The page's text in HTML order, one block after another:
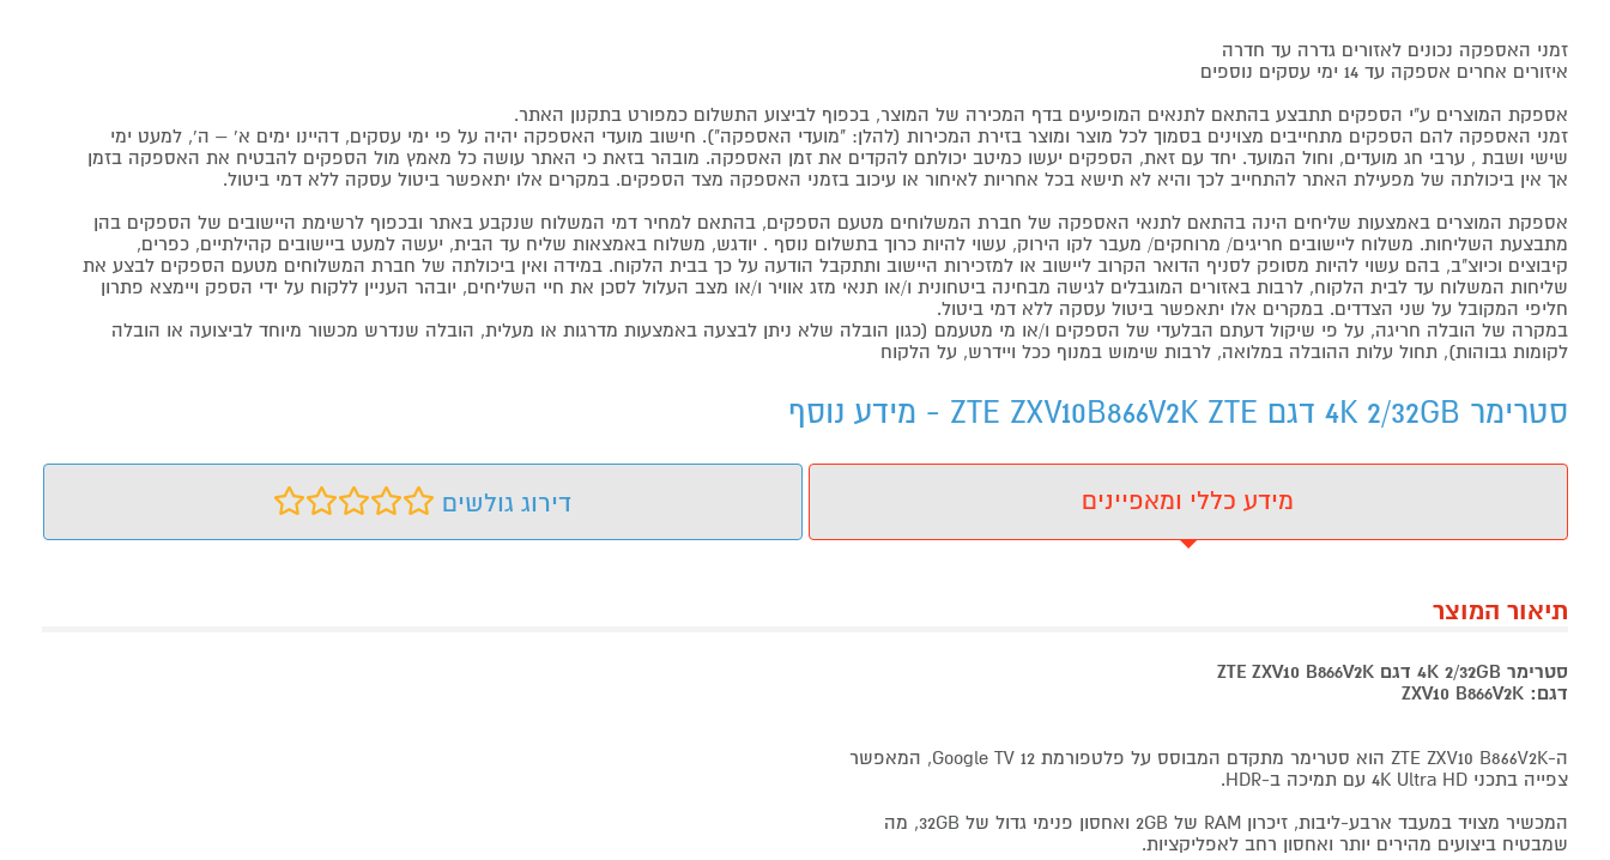
זמני האספקה נכונים לאזורים גדרה עד חדרה
איזורים אחרים אספקה עד 14 ימי עסקים נוספים
אספקת המוצרים ע"י הספקים תתבצע בהתאם לתנאים המופיעים בדף המכירה של המוצר, בכפוף לביצוע התשלום כמפורט בתקנון האתר.
זמני האספקה להם הספקים מתחייבים מצוינים בסמוך לכל מוצר ומוצר בזירת המכירות (להלן: "מועדי האספקה"). חישוב מועדי האספקה יהיה על פי ימי עסקים, דהיינו ימים א' – ה', למעט ימי
שישי ושבת , ערבי חג מועדים, וחול המועד. יחד עם זאת, הספקים יעשו כמיטב יכולתם להקדים את זמן האספקה. מובהר בזאת כי האתר עושה כל מאמץ מול הספקים להבטיח את האספקה בזמן
אך אין ביכולתה של מפעילת האתר להתחייב לכך והיא לא תישא בכל אחריות לאיחור או עיכוב בזמני האספקה מצד הספקים. במקרים אלו יתאפשר ביטול עסקה ללא דמי ביטול.
אספקת המוצרים באמצעות שליחים הינה בהתאם לתנאי האספקה של חברת המשלוחים מטעם הספקים, בהתאם למחיר דמי המשלוח שנקבע באתר ובכפוף לרשימת היישובים של הספקים בהן
מתבצעת השליחות. משלוח ליישובים חריגים/ מרוחקים/ מעבר לקו הירוק, עשוי להיות כרוך בתשלום נוסף . יודגש, משלוח באמצאות שליח עד הבית, יעשה למעט ביישובים קהילתיים, כפרים,
קיבוצים וכיוצ"ב, בהם עשוי להיות מסופק לסניף הדואר הקרוב ליישוב או למזכירות היישוב ותתקבל הודעה על כך בבית הלקוח. במידה ואין ביכולתה של חברת המשלוחים מטעם הספקים לבצע את
שליחות המשלוח עד לבית הלקוח, לרבות באזורים המוגבלים לגישה מבחינה ביטחונית ו/או תנאי מזג אוויר ו/או מצב העלול לסכן את חיי השליחים, יובהר העניין ללקוח על ידי הספק ויימצא פתרון
חליפי המקובל על שני הצדדים. במקרים אלו יתאפשר ביטול עסקה ללא דמי ביטול.
במקרה של הובלה חריגה, על פי שיקול דעתם הבלעדי של הספקים ו/או מי מטעמם (כגון הובלה שלא ניתן לבצעה באמצעות מדרגות או מעלית, הובלה שנדרש מכשור מיוחד לביצועה או הובלה
לקומות גבוהות), תחול עלות ההובלה במלואה, לרבות שימוש במנוף ככל ויידרש, על הלקוח
סטרימר 4K 2/32GB דגם ZTE ZXV10B866V2K ZTE - מידע נוסף
מידע כללי ומאפיינים דירוג גולשים
תיאור המוצר
סטרימר 4K 2/32GB דגם ZTE ZXV10 B866V2K
דגם: ZXV10 B866V2K
ה-ZTE ZXV10 B866V2K הוא סטרימר מתקדם המבוסס על פלטפורמת Google TV 12, המאפשר
צפייה בתכני 4K Ultra HD עם תמיכה ב-HDR.
המכשיר מצויד במעבד ארבע-ליבות, זיכרון RAM של 2GB ואחסון פנימי גדול של 32GB, מה
שמבטיח ביצועים מהירים יותר ואחסון רחב לאפליקציות.